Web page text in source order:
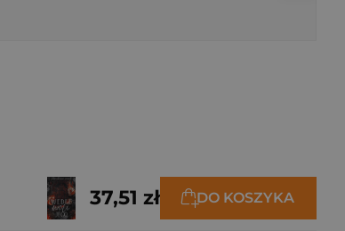
37,51 zł DO KOSZYKA